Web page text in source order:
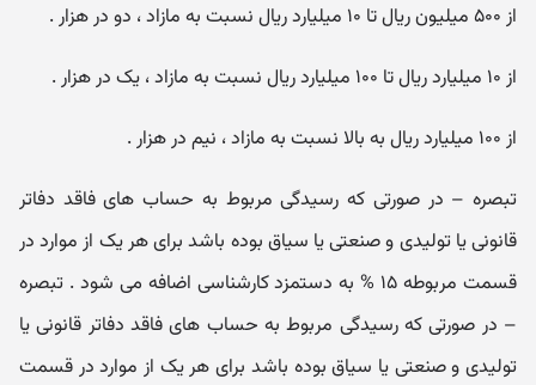
از ۵۰۰ میلیون ریال تا ۱۰ میلیارد ریال نسبت به مازاد ، دو در هزار .
از ۱۰ میلیارد ریال تا ۱۰۰ میلیارد ریال نسبت به مازاد ، یک در هزار .
از ۱۰۰ میلیارد ریال به بالا نسبت به مازاد ، نیم در هزار .
تبصره – در صورتی که رسیدگی مربوط به حساب های فاقد دفاتر
قانونی یا تولیدی و صنعتی یا سیاق بوده باشد برای هر یک از موارد در
قسمت مربوطه ۱۵ % به دستمزد کارشناسی اضافه می شود . تبصره
– در صورتی که رسیدگی مربوط به حساب های فاقد دفاتر قانونی یا
تولیدی و صنعتی یا سیاق بوده باشد برای هر یک از موارد در قسمت